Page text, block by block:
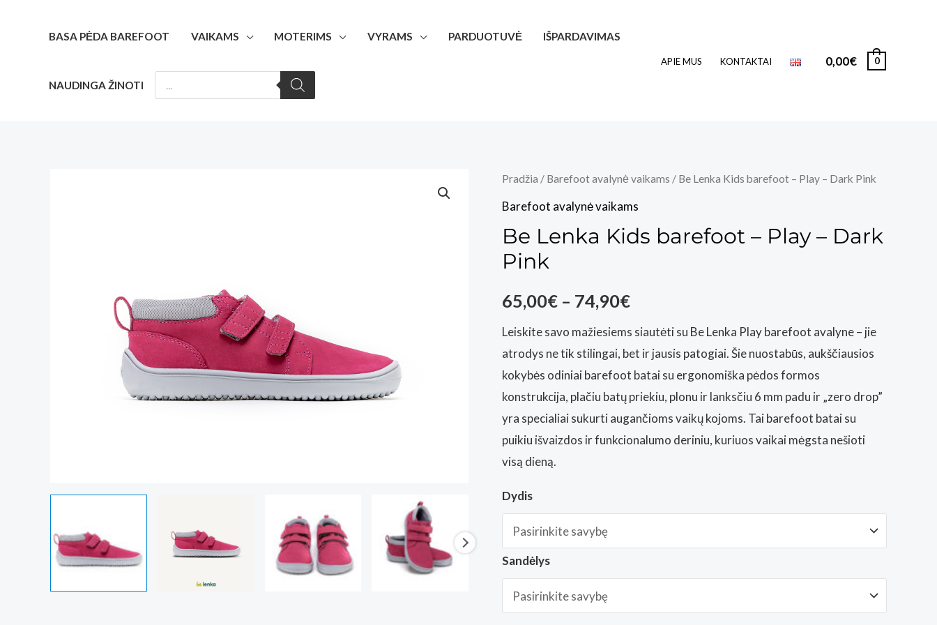
BASA PĖDA BAREFOOT VAIKAMS MOTERIMS VYRAMS PARDUOTUVĖ IŠPARDAVIMAS
NAUDINGA ŽINOTI
PRODUCTS
SEARCH
APIE MUS KONTAKTAI 0,00€ 0
Pradžia / Barefoot avalynė vaikams / Be Lenka Kids barefoot – Play – Dark Pink
Barefoot avalynė vaikams
Be Lenka Kids barefoot – Play – Dark
Pink
65,00€ – 74,90€Price
range:
65,00€
through
74,90€
Leiskite savo mažiesiems siautėti su Be Lenka Play barefoot avalyne – jie
atrodys ne tik stilingai, bet ir jausis patogiai. Šie nuostabūs, aukščiausios
kokybės odiniai barefoot batai su ergonomiška pėdos formos
konstrukcija, plačiu batų priekiu, plonu ir lanksčiu 6 mm padu ir „zero drop”
yra specialiai sukurti augančioms vaikų kojoms. Tai barefoot batai su
puikiu išvaizdos ir funkcionalumo deriniu, kuriuos vaikai mėgsta nešioti
visą dieną.
Dydis
Sandėlys